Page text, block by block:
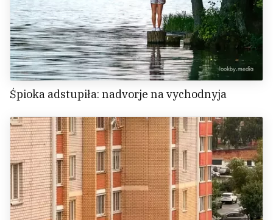
Śpioka adstupiła: nadvorje na vychodnyja